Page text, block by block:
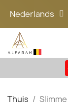
Nederlands
Thuis